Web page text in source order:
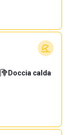
Doccia calda·